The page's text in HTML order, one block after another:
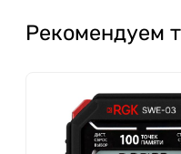
Рекомендуем